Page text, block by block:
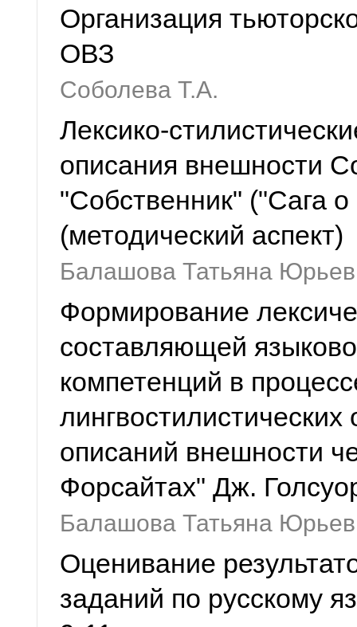
Организация
ОВЗ
Соболева Т.А.
Лексико-
описания внешности
"Собственник" ("Сага
(методический аспект)
Балашова Татьяна
Формирование
составляющей
компетенций в
описаний внешности
Форсайтах" Дж.
Балашова Татьяна
Оценивание
заданий по русскому